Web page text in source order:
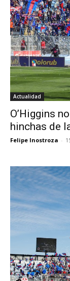
Actualidad
O’Higgins
hinchas de
Felipe Inostroza -